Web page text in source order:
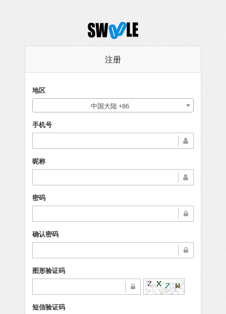
注册
地区
中国大陆 +86
手机号
昵称
密码
确认密码
图形验证码
短信验证码